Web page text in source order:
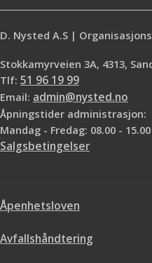
sopphindrende midler
D. Nysted A.S |
Stokkamyrveien 3A, 4313,
Tlf: 51 96 19 99
Email: admin@nysted.no
Åpningstider administrasjon:
Mandag - Fredag: 08.00 - 15.00
Salgsbetingelser
Åpenhetsloven
Avfallshåndtering